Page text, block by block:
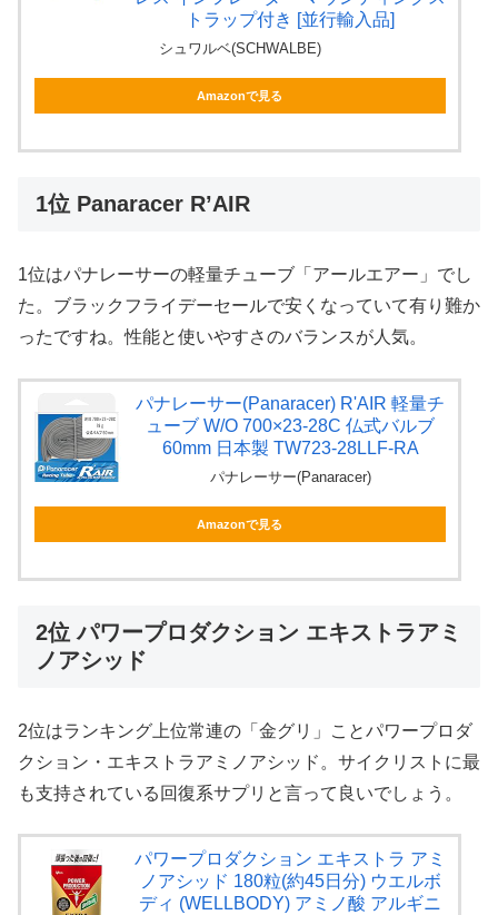
トラップ付き [並行輸入品]
シュワルベ(SCHWALBE)
Amazonで見る
1位 Panaracer R’AIR
1位はパナレーサーの軽量チューブ「アールエアー」でし
た。ブラックフライデーセールで安くなっていて有り難か
ったですね。性能と使いやすさのバランスが人気。
パナレーサー(Panaracer) R'AIR 軽量チ
ューブ W/O 700×23-28C 仏式バルブ
60mm 日本製 TW723-28LLF-RA
パナレーサー(Panaracer)
Amazonで見る
2位 パワープロダクション エキストラアミ
ノアシッド
2位はランキング上位常連の「金グリ」ことパワープロダ
クション・エキストラアミノアシッド。サイクリストに最
も支持されている回復系サプリと言って良いでしょう。
パワープロダクション エキストラ アミ
ノアシッド 180粒(約45日分) ウエルボ
ディ (WELLBODY) アミノ酸 アルギニ